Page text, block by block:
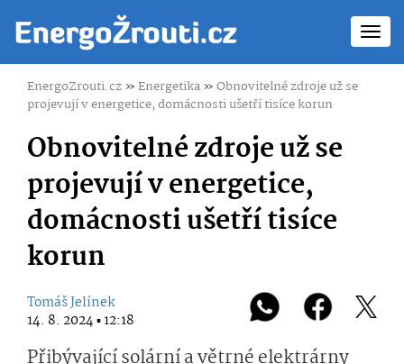
EnergoZrouti.cz»Energetika»Obnovitelné zdroje už se
projevují v energetice, domácnosti ušetří tisíce korun
Obnovitelné zdroje už se
projevují v energetice,
domácnosti ušetří tisíce
korun
Tomáš Jelínek
14. 8. 2024 ▪ 12:18